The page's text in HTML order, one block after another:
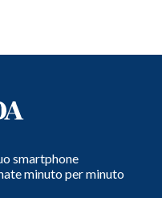
smartphone
minuto per minuto